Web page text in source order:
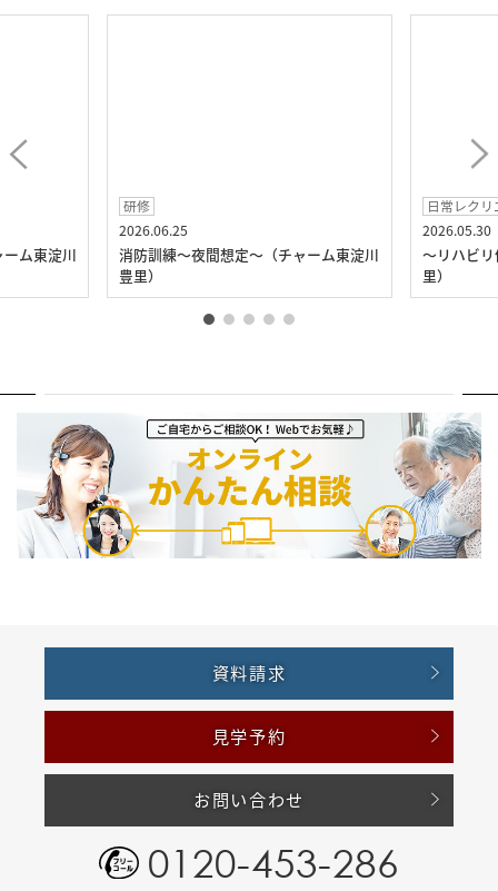
消防訓練～夜間想定～（チャーム東淀川
日常レクリエ―ション
～リハビリ体操～（チャ
資料請求
見学予約
お問い合わせ
0120-453-286